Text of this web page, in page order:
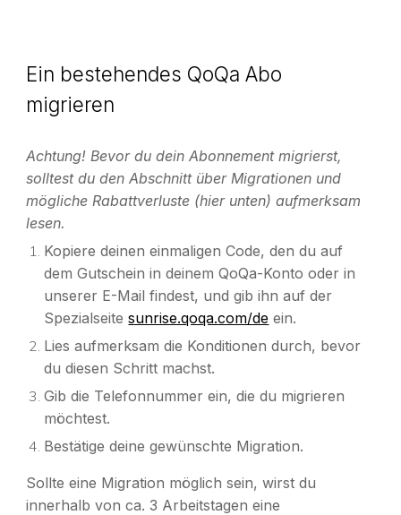
Ein bestehendes QoQa Abo
migrieren
Achtung! Bevor du dein Abonnement migrierst,
solltest du den Abschnitt über Migrationen und
mögliche Rabattverluste (hier unten) aufmerksam
lesen.
Kopiere deinen einmaligen Code,den du auf
dem Gutschein in deinem QoQa-Konto oder in
unserer E-Mail findest, undgib ihn auf der
Spezialseitesunrise.qoqa.com/de ein.
Lies aufmerksam die Konditionen durch, bevor
du diesen Schritt machst.
Gib die Telefonnummer ein, die du migrieren
möchtest.
Bestätige deine gewünschte Migration.
Sollte eine Migration möglich sein, wirst du
innerhalb von ca. 3 Arbeitstagen eine